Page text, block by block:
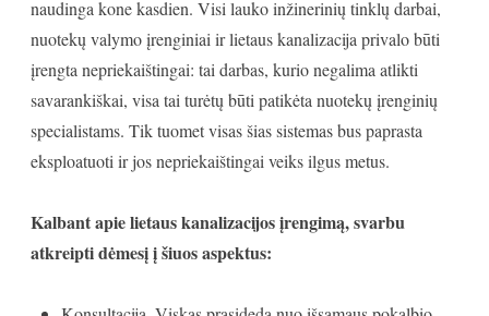
naudinga kone kasdien. Visi lauko inžinerinių tinklų darbai,
nuotekų valymo įrenginiai ir lietaus kanalizacija privalo būti
įrengta nepriekaištingai: tai darbas, kurio negalima atlikti
savarankiškai, visa tai turėtų būti patikėta nuotekų įrenginių
specialistams. Tik tuomet visas šias sistemas bus paprasta
eksploatuoti ir jos nepriekaištingai veiks ilgus metus.
Kalbant apie lietaus kanalizacijos įrengimą, svarbu
atkreipti dėmesį į šiuos aspektus: